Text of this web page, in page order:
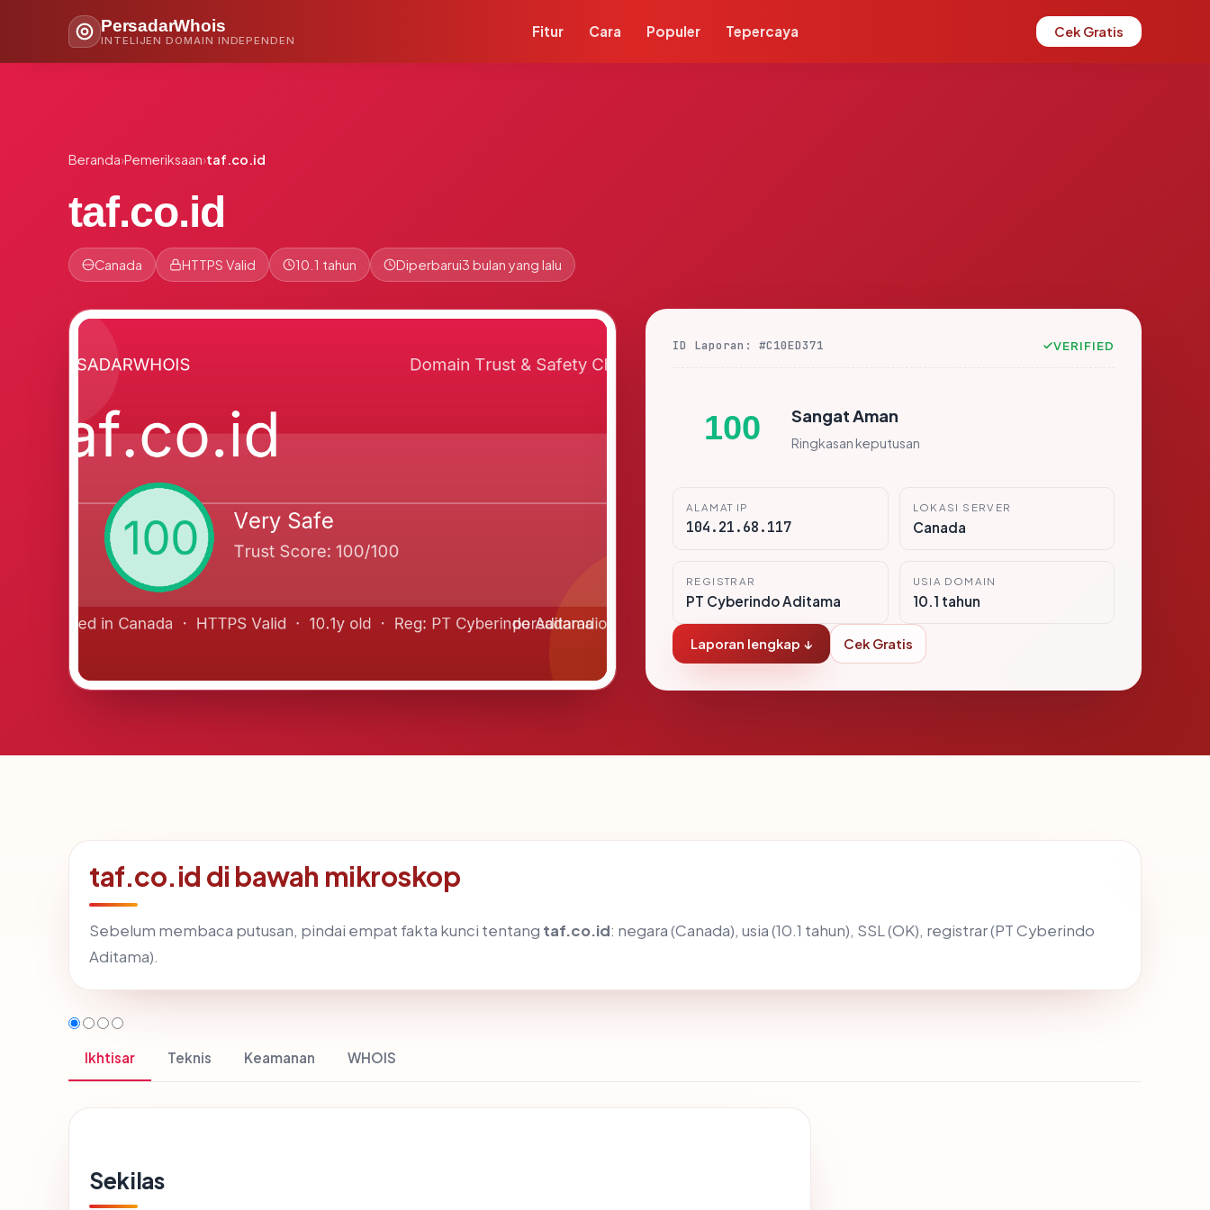
PersadarWhois
INTELIJEN DOMAIN INDEPENDEN
Fitur Cara Populer Tepercaya Cek Gratis
Beranda›Pemeriksaan›taf.co.id
taf.co.id
Canada HTTPS Valid 10.1 tahun Diperbarui3 bulan yang lalu
ID Laporan: #C10ED371 VERIFIED
100 Sangat Aman
Ringkasan keputusan
ALAMAT IP
104.21.68.117
LOKASI SERVER
Canada
REGISTRAR
PT Cyberindo Aditama
USIA DOMAIN
10.1 tahun
Laporan lengkap ↓ Cek Gratis
taf.co.id di bawah mikroskop
Sebelum membaca putusan, pindai empat fakta kunci tentang taf.co.id: negara (Canada), usia (10.1 tahun), SSL (OK), registrar (PT Cyberindo
Aditama).
Ikhtisar Teknis Keamanan WHOIS
Sekilas